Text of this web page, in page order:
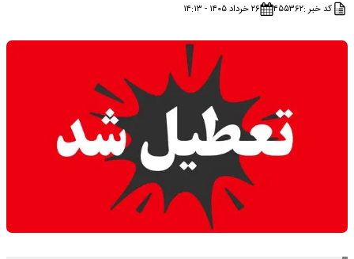
کد خبر :۴۵۵۳۶۲ ۲۶ خرداد ۱۴۰۵ - ۱۴:۱۳